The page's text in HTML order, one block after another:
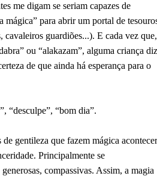
me digam se seriam capazes de
mágica” para abrir um portal de
cavaleiros guardiões...). E cada vez que,
ou “alakazam”, alguma criança diz
de que ainda há esperança para o
“desculpe”, “bom dia”.
gentileza que fazem mágica
Principalmente se
compassivas. Assim, a magia